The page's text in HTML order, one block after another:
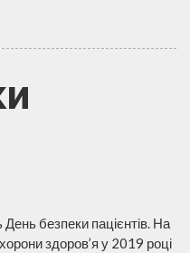
День безпеки пацієнтів. На
здоров’я у 2019 році